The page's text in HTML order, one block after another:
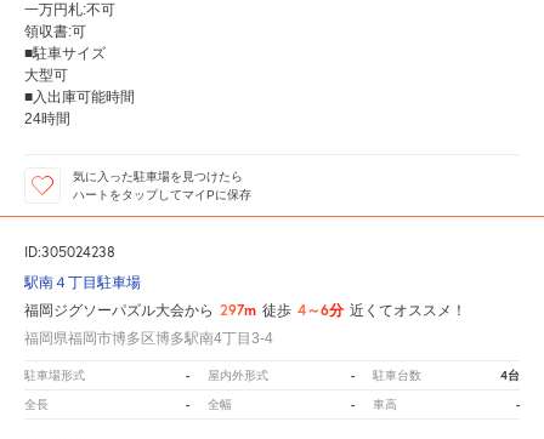
一万円札:不可
領収書:可
■駐車サイズ
大型可
■入出庫可能時間
24時間
気に入った駐車場を見つけたら
ハートをタップしてマイPに保存
ID:305024238
駅南４丁目駐車場
福岡ジグソーパズル大会から 297m 徒歩 4～6分 近くてオススメ！
福岡県福岡市博多区博多駅南4丁目3-4
駐車場形式 - 屋内外形式 - 駐車台数 4台
全長 - 全幅 - 車高 -